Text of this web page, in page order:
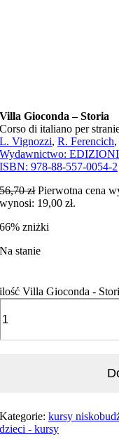
Villa Gioconda – Storia
Corso di italiano per
L. Vignozzi,R. Ferencich,
Wydawnictwo:
ISBN:978-88-557-0054-2
56,70zł Pierwotna cena
wynosi: 19,00 zł.
66% zniżki
Na stanie
ilość Villa Gioconda -
Kategorie:kursy
dzieci - kursy